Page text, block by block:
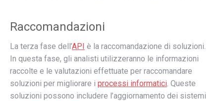
Raccomandazioni
La terza fase dell’API è la raccomandazione di soluzioni.
In questa fase, gli analisti utilizzeranno le informazioni
raccolte e le valutazioni effettuate per raccomandare
soluzioni per migliorare i processi informatici. Queste
soluzioni possono includere l’aggiornamento dei sistemi